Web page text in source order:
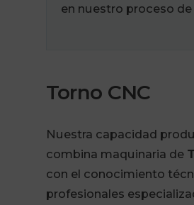
en nuestro proceso
Torno CNC
Nuestra capacidad
combina maquinaria de
con el conocimiento
profesionales